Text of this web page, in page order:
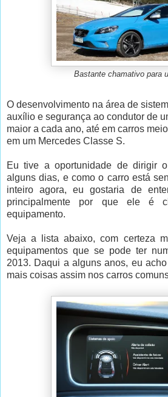
Bastante chamativo para
O desenvolvimento na área de
auxílio e segurança ao condutor de
maior a cada ano, até em carros
em um Mercedes Classe S.
Eu tive a oportunidade de dirigir
alguns dias, e como o carro está
inteiro agora, eu gostaria de
principalmente por que ele é
equipamento.
Veja a lista abaixo, com certeza
equipamentos que se pode ter
2013. Daqui a alguns anos, eu
mais coisas assim nos carros